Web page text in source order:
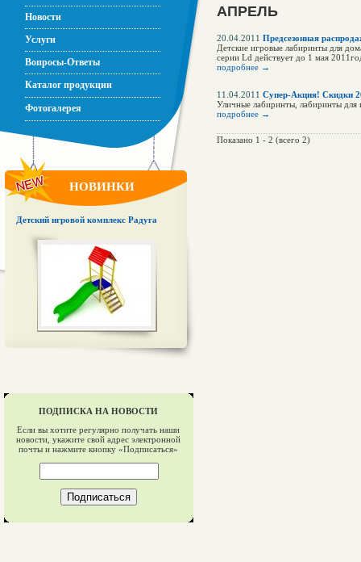
Новости
Услуги
Вопросы-Ответы
Каталог продукции
Фотогалерея
НОВИНКИ
Детский игровой комплекс Радуга
ПОДПИСКА НА НОВОСТИ
Если вы хотите регулярно получать наши
новости, укажите свой адрес электронной
почты и нажмите кнопку «Подписаться»
АПРЕЛЬ
20.04.2011 Предсезонная
Детские игровые лабиринты для
серии Ld действует до 1 мая
подробнее →
11.04.2011 Супер-Акция! Скидки
Уличные лабиринты, лабиринты для
подробнее →
Показано 1 - 2 (всего 2)